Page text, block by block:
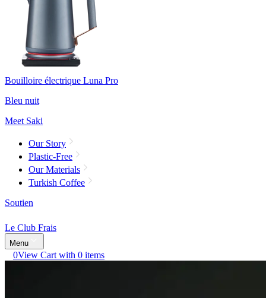
Bouilloire électrique Luna Pro
Bleu nuit
Meet Saki
Our Story
Plastic-Free
Our Materials
Turkish Coffee
Soutien
Le Club Frais
Menu
0View Cart with 0 items